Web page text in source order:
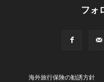
フォ
海外旅行保険の勧誘方針